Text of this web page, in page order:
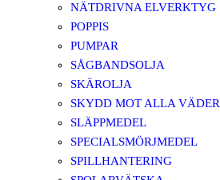
NÄTDRIVNA ELVERKTYG
POPPIS
PUMPAR
SÅGBANDSOLJA
SKÄROLJA
SKYDD MOT ALLA VÄDER
SLÄPPMEDEL
SPECIALSMÖRJMEDEL
SPILLHANTERING